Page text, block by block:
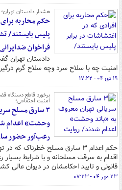
هشدار دادستان تهران؛
حکم محاربه
پلیس بایستند/
فراخوان‌
دادستان تهران
امنیت چه با سلاح سرد وچه سلاح گرم
۱۹ دی ۰۴ - ۱۷:۲۲
برخورد قاطع دستگاه
امنیت اجتماعی؛
۳ سارق مسلح
وحشت» اعدام
رعب‌آور حضور
حکم اعدام ۳ سارق مسلح خطرناک
اقدام به سرقت مسلحانه و با شرایط
قانونی و تایید احکامشان در دیوان عالی
۲۳ مهر ۰۴ - ۰۷:۲۳